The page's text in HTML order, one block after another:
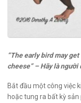
“The early bird may
cheese” – Hãy là
Bắt đầu một công việc
hoặc tung ra bất kỳ